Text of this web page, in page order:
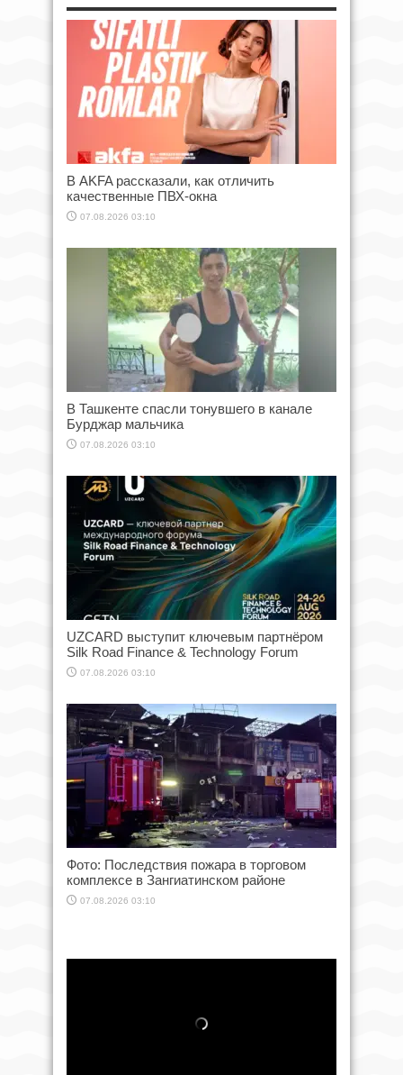
В AKFA рассказали, как отличить
качественные ПВХ-окна
07.08.2026 03:10
В Ташкенте спасли тонувшего в канале
Бурджар мальчика
07.08.2026 03:10
UZCARD выступит ключевым партнёром
Silk Road Finance & Technology Forum
07.08.2026 03:10
Фото: Последствия пожара в торговом
комплексе в Зангиатинском районе
07.08.2026 03:10